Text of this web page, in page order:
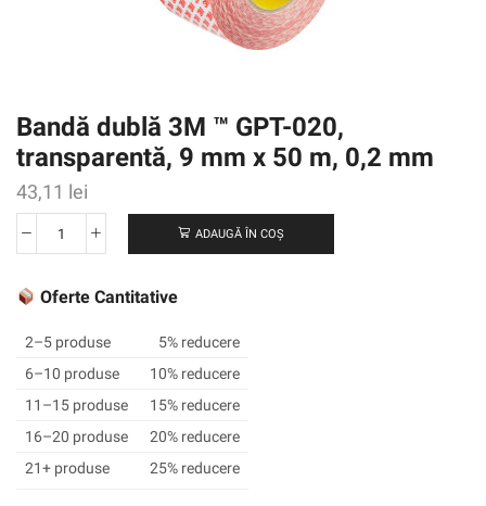
Bandă dublă 3M ™ GPT-020,
transparentă, 9 mm x 50 m, 0,2 mm
43,11 lei
Cantitate
dublă
™
GPT-
020,
transparentă,
9
mm
ADAUGĂ ÎN COȘ
Oferte Cantitative
2–5 produse
5% reducere
6–10 produse
10% reducere
11–15 produse
15% reducere
16–20 produse
20% reducere
21+ produse
25% reducere